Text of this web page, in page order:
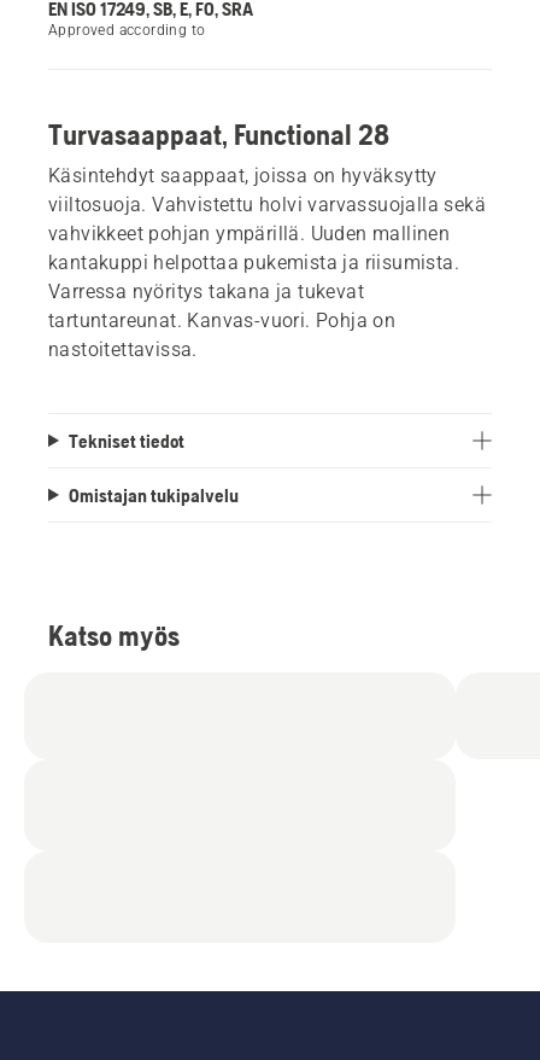
EN ISO 17249, SB, E, FO, SRA
Approved according to
Turvasaappaat, Functional 28
Käsintehdyt saappaat, joissa on hyväksytty
viiltosuoja. Vahvistettu holvi varvassuojalla sekä
vahvikkeet pohjan ympärillä. Uuden mallinen
kantakuppi helpottaa pukemista ja riisumista.
Varressa nyöritys takana ja tukevat
tartuntareunat. Kanvas-vuori. Pohja on
nastoitettavissa.
Tekniset tiedot
Omistajan tukipalvelu
Katso myös